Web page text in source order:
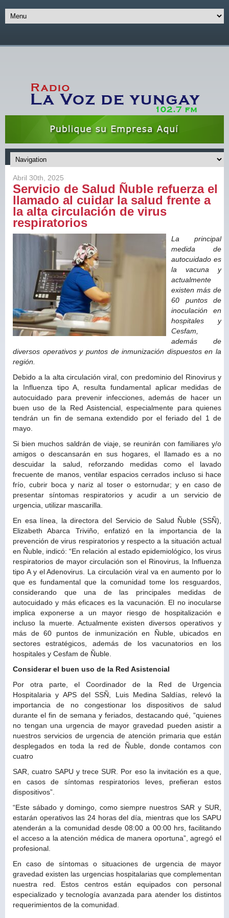
Abril 30th, 2025
Servicio de Salud Ñuble refuerza el
llamado al cuidar la salud frente a
la alta circulación de virus
respiratorios
La principal
medida de
autocuidado es
la vacuna y
actualmente
existen más de
60 puntos de
inoculación en
hospitales y
Cesfam,
además de
diversos operativos y puntos de inmunización dispuestos en la
región.
Debido a la alta circulación viral, con predominio del Rinovirus y
la Influenza tipo A, resulta fundamental aplicar medidas de
autocuidado para prevenir infecciones, además de hacer un
buen uso de la Red Asistencial, especialmente para quienes
tendrán un fin de semana extendido por el feriado del 1 de
mayo.
Si bien muchos saldrán de viaje, se reunirán con familiares y/o
amigos o descansarán en sus hogares, el llamado es a no
descuidar la salud, reforzando medidas como el lavado
frecuente de manos, ventilar espacios cerrados incluso si hace
frío, cubrir boca y nariz al toser o estornudar; y en caso de
presentar síntomas respiratorios y acudir a un servicio de
urgencia, utilizar mascarilla.
En esa línea, la directora del Servicio de Salud Ñuble (SSÑ),
Elizabeth Abarca Triviño, enfatizó en la importancia de la
prevención de virus respiratorios y respecto a la situación actual
en Ñuble, indicó: “En relación al estado epidemiológico, los virus
respiratorios de mayor circulación son el Rinovirus, la Influenza
tipo A y el Adenovirus. La circulación viral va en aumento por lo
que es fundamental que la comunidad tome los resguardos,
considerando que una de las principales medidas de
autocuidado y más eficaces es la vacunación. El no inocularse
implica exponerse a un mayor riesgo de hospitalización e
incluso la muerte. Actualmente existen diversos operativos y
más de 60 puntos de inmunización en Ñuble, ubicados en
sectores estratégicos, además de los vacunatorios en los
hospitales y Cesfam de Ñuble.
Considerar el buen uso de la Red Asistencial
Por otra parte, el Coordinador de la Red de Urgencia
Hospitalaria y APS del SSÑ, Luis Medina Saldías, relevó la
importancia de no congestionar los dispositivos de salud
durante el fin de semana y feriados, destacando qué, “quienes
no tengan una urgencia de mayor gravedad pueden asistir a
nuestros servicios de urgencia de atención primaria que están
desplegados en toda la red de Ñuble, donde contamos con
cuatro
SAR, cuatro SAPU y trece SUR. Por eso la invitación es a que,
en casos de síntomas respiratorios leves, prefieran estos
dispositivos”.
“Este sábado y domingo, como siempre nuestros SAR y SUR,
estarán operativos las 24 horas del día, mientras que los SAPU
atenderán a la comunidad desde 08:00 a 00:00 hrs, facilitando
el acceso a la atención médica de manera oportuna”, agregó el
profesional.
En caso de síntomas o situaciones de urgencia de mayor
gravedad existen las urgencias hospitalarias que complementan
nuestra red. Estos centros están equipados con personal
especializado y tecnología avanzada para atender los distintos
requerimientos de la comunidad.